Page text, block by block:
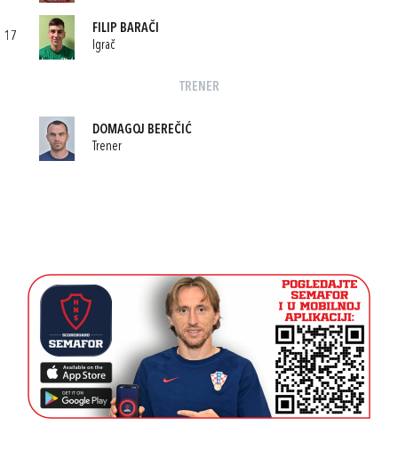
17
FILIP BARAČI
Igrač
TRENER
DOMAGOJ BEREČIĆ
Trener